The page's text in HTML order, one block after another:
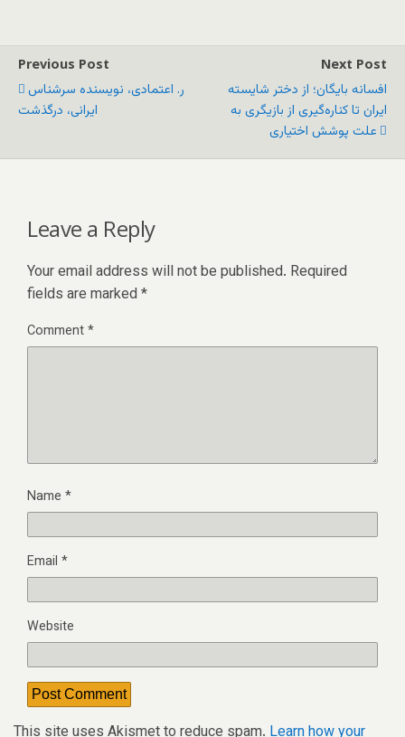
Previous Post
ر. اعتمادی، نویسنده سرشناس
ایرانی، درگذشت
Next Post
افسانه بایگان؛ از دختر شایسته
ایران تا کناره‌گیری از بازیگری به
علت پوشش اختیاری
Leave a Reply
Your email address will not be published. Required
fields are marked *
Comment*
Name *
Email *
Website